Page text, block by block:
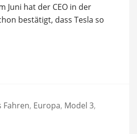
Juni hat der CEO in der
bestätigt, dass Tesla so
Fahren, Europa, Model 3,